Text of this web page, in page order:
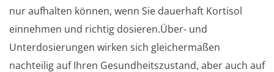
nur aufhalten können, wenn Sie dauerhaft Kortisol
einnehmen und richtig dosieren.Über- und
Unterdosierungen wirken sich gleichermaßen
nachteilig auf Ihren Gesundheitszustand, aber auch auf